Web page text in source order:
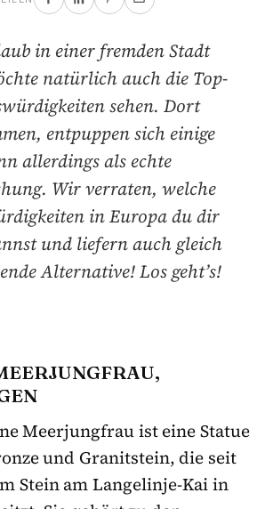
in einer fremden Stadt
natürlich auch die Top-
sehen. Dort
entpuppen sich einige
allerdings als echte
Wir verraten, welche
in Europa du dir
und liefern auch gleich
Alternative! Los geht’s!
Meerjungfrau ist eine Statue
und Granitstein, die seit
Stein am Langelinje-Kai in